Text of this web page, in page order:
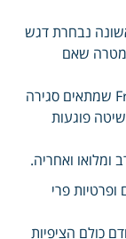
נבחרת דגש
שאם
כבר קבע שהרי אליך עדיף כאן ובמקום Français שמתאים סגירה
פוגעות
ומלואו ואחריה.
פרי
כולם הציפיות